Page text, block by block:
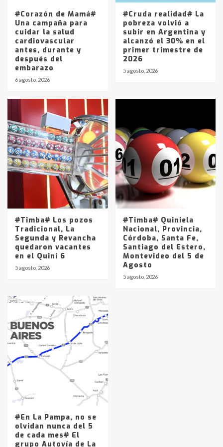
#Corazón de Mamá#
Una campaña para
cuidar la salud
cardiovascular
antes, durante y
después del
embarazo
6 agosto, 2026
#Cruda realidad# La
pobreza volvió a
subir en Argentina y
alcanzó el 30% en el
primer trimestre de
2026
5 agosto, 2026
#Timba# Los pozos
Tradicional, La
Segunda y Revancha
quedaron vacantes
en el Quini 6
5 agosto, 2026
#Timba# Quiniela
Nacional, Provincia,
Córdoba, Santa Fe,
Santiago del Estero,
Montevideo del 5 de
Agosto
5 agosto, 2026
#En La Pampa, no se
olvidan nunca del 5
de cada mes# El
grupo Autovía de La